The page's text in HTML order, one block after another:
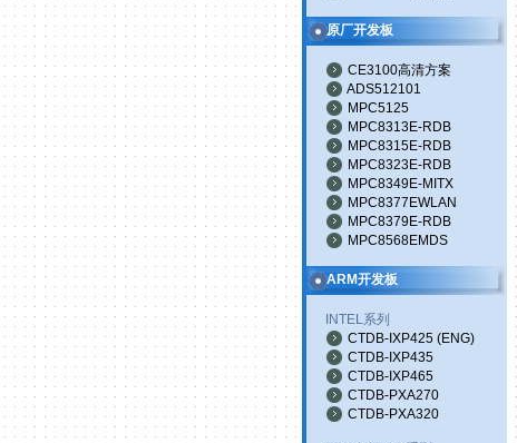
原厂开发板
CE3100高清方案
ADS512101
MPC5125
MPC8313E-RDB
MPC8315E-RDB
MPC8323E-RDB
MPC8349E-MITX
MPC8377EWLAN
MPC8379E-RDB
MPC8568EMDS
ARM开发板
INTEL系列
CTDB-IXP425(ENG)
CTDB-IXP435
CTDB-IXP465
CTDB-PXA270
CTDB-PXA320